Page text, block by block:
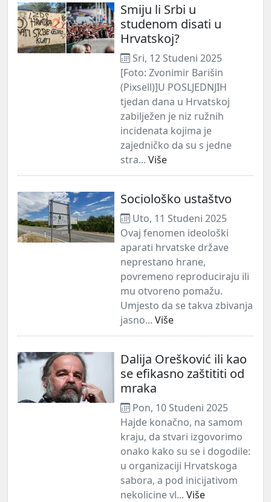
Smiju li Srbi u
studenom disati u
Hrvatskoj?
Sri, 12 Studeni 2025
[Foto: Zvonimir Barišin
(Pixsell)]U POSLJEDNJIH
tjedan dana u Hrvatskoj
zabilježen je niz ružnih
incidenata kojima je
zajedničko da su s jedne
stra... Više
Sociološko ustaštvo
Uto, 11 Studeni 2025
Ovaj fenomen ideološki
aparati hrvatske države
neprestano hrane,
povremeno reproduciraju ili
mu otvoreno pomažu.
Umjesto da se takva zbivanja
jasno... Više
Dalija Orešković ili kao
se efikasno zaštititi od
mraka
Pon, 10 Studeni 2025
Hajde konačno, na samom
kraju, da stvari izgovorimo
onako kako su se i dogodile:
u organizaciji Hrvatskoga
sabora, a pod inicijativom
nekolicine vl... Više